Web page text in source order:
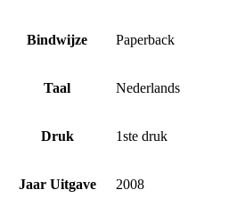
Bindwijze Paperback
Taal Nederlands
Druk 1ste druk
Jaar Uitgave 2008